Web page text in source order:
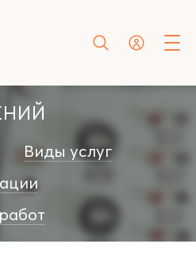
Виды услуг